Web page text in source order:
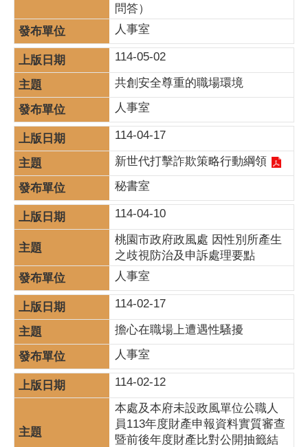
問答）
人事室
114-05-02
共創安全尊重的職場環境
人事室
114-04-17
新世代打擊詐欺策略行動綱領
秘書室
114-04-10
桃園市政府政風處 因性別所產生
之歧視防治及申訴處理要點
人事室
114-02-17
擔心在職場上遭遇性騷擾
人事室
114-02-12
本處及本府未設政風單位公職人
員113年度財產申報資料實質審查
暨前後年度財產比對公開抽籤結